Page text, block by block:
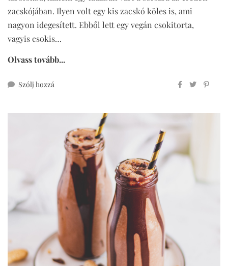
zacskójában. Ilyen volt egy kis zacskó köles is, ami
nagyon idegesített. Ebből lett egy vegán csokitorta,
vagyis csokis…
Olvass tovább...
Szólj hozzá
kölestorta)